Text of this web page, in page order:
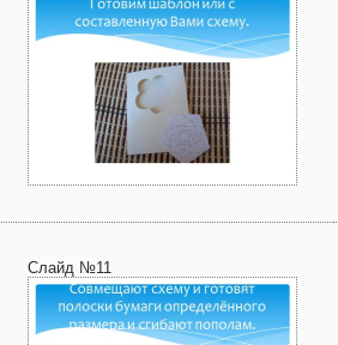
Слайд №11